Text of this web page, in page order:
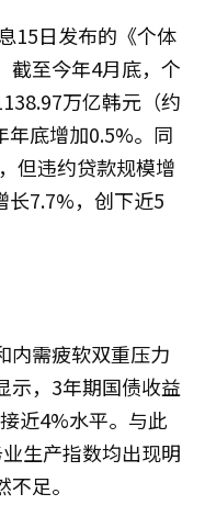
15日发布的《个体
截至今年4月底，个
万亿韩元（约
年底增加0.5%。同
但违约贷款规模增
长7.7%，创下近5
内需疲软双重压力
示，3年期国债收益
近4%水平。与此
生产指数均出现明
足。